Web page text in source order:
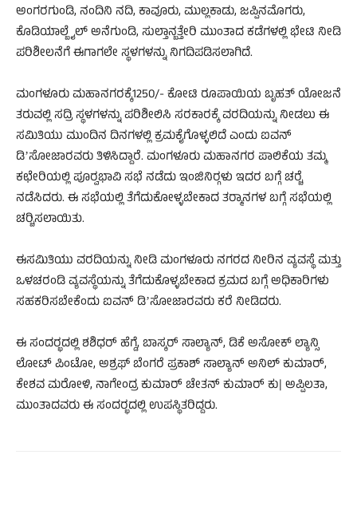
ಅಂಗರಗುಂಡಿ, ನಂದಿನಿ ನದಿ, ಕಾವೂರು, ಮುಲ್ಲಕಾಡು, ಜಪ್ಪಿನಮೊಗರು,
ಕೊಡಿಯಾಲ್ಬೈಲ್ ಅನೆಗುಂಡಿ, ಸುಲ್ತಾನ್ಬತ್ತೇರಿ ಮುಂತಾದ ಕಡೆಗಳಲ್ಲಿ ಭೇಟಿ ನೀಡಿ
ಪರಿಶೀಲನೆಗೆ ಈಗಾಗಲೇ ಸ್ಥಳಗಳನ್ನು ನಿಗದಿಪಡಿಸಲಾಗಿದೆ.
ಮಂಗಳೂರು ಮಹಾನಗರಕ್ಕೆ1250/- ಕೋಟಿ ರೂಪಾಯಿಯ ಬೃಹತ್ ಯೋಜನೆ
ತರುವಲ್ಲಿ ಸದ್ರಿ ಸ್ಥಳಗಳನ್ನು ಪರಿಶೀಲಿಸಿ ಸರಕಾರಕ್ಕೆ ವರದಿಯನ್ನು ನೀಡಲು ಈ
ಸಮಿತಿಯು ಮುಂದಿನ ದಿನಗಳಲ್ಲಿ ಕ್ರಮಕೈಗೊಳ್ಳಲಿದೆ ಎಂದು ಐವನ್
ಡಿʼಸೋಜಾರವರು ತಿಳಿಸಿದ್ದಾರೆ. ಮಂಗಳೂರು ಮಹಾನಗರ ಪಾಲಿಕೆಯ ತಮ್ಮ
ಕಛೇರಿಯಲ್ಲಿ ಪೂರ‍್ವಭಾವಿ ಸಭೆ ನಡೆದು ಇಂಜಿನಿರ‍್ಗಳು ಇದರ ಬಗ್ಗೆ ಚರ‍್ಚೆ
ನಡೆಸಿದರು. ಈ ಸಭೆಯಲ್ಲಿ ತೆಗೆದುಕೋಳ್ಳಬೇಕಾದ ತರ‍್ಮಾನಗಳ ಬಗ್ಗೆ ಸಭೆಯಲ್ಲಿ
ಚರ‍್ಚಿಸಲಾಯಿತು.
ಈಸಮಿತಿಯು ವರದಿಯನ್ನು ನೀಡಿ ಮಂಗಳೂರು ನಗರದ ನೀರಿನ ವ್ಯವಸ್ಥೆ ಮತ್ತು
ಒಳಚರಂಡಿ ವ್ಯವಸ್ಥೆಯನ್ನು ತೆಗೆದುಕೊಳ್ಳಬೇಕಾದ ಕ್ರಮದ ಬಗ್ಗೆ ಅಧಿಕಾರಿಗಳು
ಸಹಕರಿಸಬೇಕೆಂದು ಐವನ್ ಡಿʼಸೋಜಾರವರು ಕರೆ ನೀಡಿದರು.
ಈ ಸಂದರ‍್ಭದಲ್ಲಿ ಶಶಿಧರ್ ಹೆಗ್ಡೆ, ಬಾಸ್ಕರ್ ಸಾಲ್ಯಾನ್, ಡಿಕೆ ಅಸೋಕ್ ಲ್ಯಾನ್ಸಿ
ಲೋಟ್ ಪಿಂಟೋ, ಅಶ್ರಫ್ ಬೆಂಗರೆ ಪ್ರಕಾಶ್ ಸಾಲ್ಯಾನ್ ಅನಿಲ್ ಕುಮಾರ್,
ಕೇಶವ ಮರೋಳಿ, ನಾಗೇಂದ್ರ ಕುಮಾರ್ ಚೇತನ್ ಕುಮಾರ್ ಕು| ಅಪ್ಪಿಲತಾ,
ಮುಂತಾದವರು ಈ ಸಂದರ‍್ಭದಲ್ಲಿ ಉಪಸ್ಥಿತರಿದ್ದರು.